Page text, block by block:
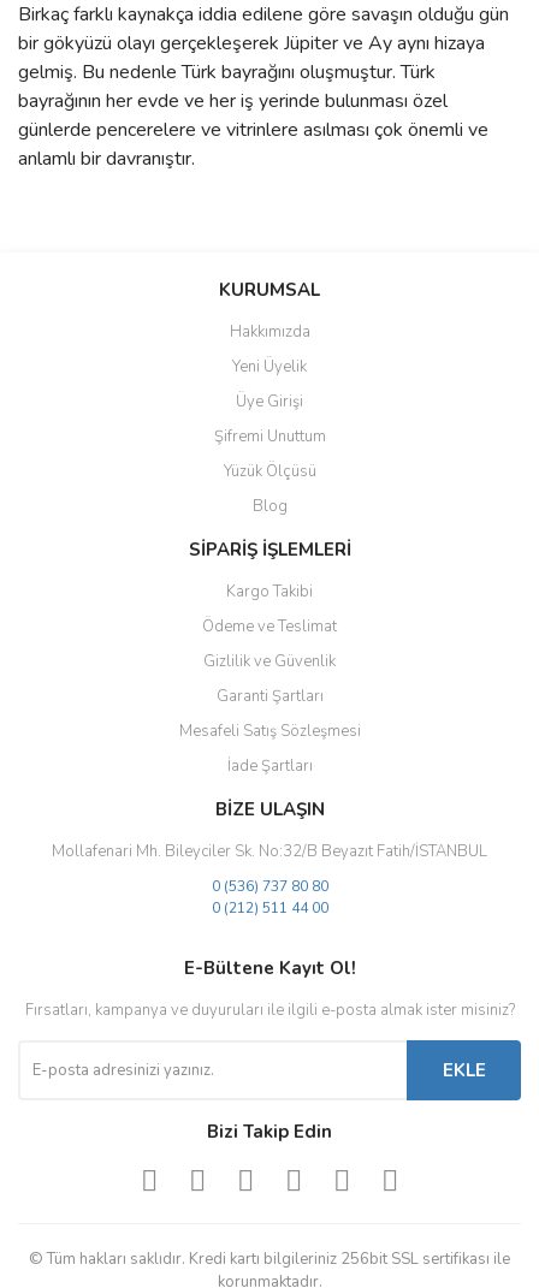
Birkaç farklı kaynakça iddia edilene göre savaşın olduğu gün
bir gökyüzü olayı gerçekleşerek Jüpiter ve Ay aynı hizaya
gelmiş. Bu nedenle Türk bayrağını oluşmuştur. Türk
bayrağının her evde ve her iş yerinde bulunması özel
günlerde pencerelere ve vitrinlere asılması çok önemli ve
anlamlı bir davranıştır.
Bu ürüne ilk yorumu siz yapın!
Yorum Yaz
Ürün resmi kalitesiz, bozuk veya görüntülenemiyor.
Ürün açıklamasında eksik bilgiler bulunuyor.
Ürün bilgilerinde hatalar bulunuyor.
Ürün fiyatı diğer sitelerden daha pahalı.
Bu ürüne benzer farklı alternatifler olmalı.
Gönder
KURUMSAL
Hakkımızda
Yeni Üyelik
Üye Girişi
Şifremi Unuttum
Yüzük Ölçüsü
Blog
SİPARİŞ İŞLEMLERİ
Kargo Takibi
Ödeme ve Teslimat
Gizlilik ve Güvenlik
Garanti Şartları
Mesafeli Satış Sözleşmesi
İade Şartları
BİZE ULAŞIN
Mollafenari Mh. Bileyciler Sk. No:32/B Beyazıt Fatih/İSTANBUL
0 (536) 737 80 80
0 (212) 511 44 00
E-Bültene Kayıt Ol!
Fırsatları, kampanya ve duyuruları ile ilgili e-posta almak ister misiniz?
EKLE
Bizi Takip Edin
© Tüm hakları saklıdır. Kredi kartı bilgileriniz 256bit SSL sertifikası ile
korunmaktadır.